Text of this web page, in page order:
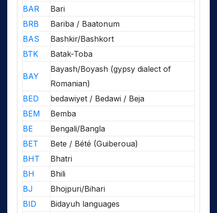
BAR
Bari
BRB
Bariba / Baatonum
BAS
Bashkir/Bashkort
BTK
Batak-Toba
BAY
Bayash/Boyash (gypsy dialect of
Romanian)
BED
bedawiyet / Bedawi / Beja
BEM
Bemba
BE
Bengali/Bangla
BET
Bete / Bété (Guiberoua)
BHT
Bhatri
BH
Bhili
BJ
Bhojpuri/Bihari
BID
Bidayuh languages